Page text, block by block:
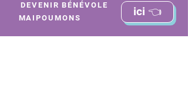
DEVENIR BÉNÉVOLE
MAIPOUMONS
ici 👈